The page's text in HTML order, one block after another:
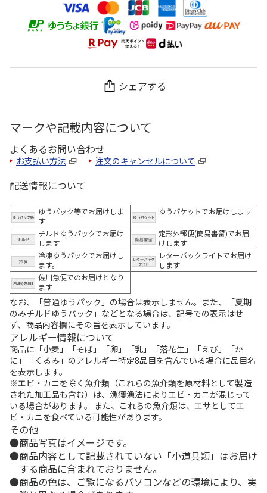
シェアする
マークや記載内容について
よくあるお問い合わせ
お支払い方法 注文のキャンセルについて
配送情報について
ゆうパック等でお届けしま
す
ゆうパケットでお届けします
チルドゆうパックでお届け
します
定形外郵便(簡易書留)でお届
けします
冷凍ゆうパックでお届けし
ます。
レターパックライトでお届け
します
佐川急便でのお届けとなり
ます
なお、「普通ゆうパック」の場合は表示しません。また、「夏期
のみチルドゆうパック」などとなる場合は、記号での表示はせ
ず、商品内容欄にその旨を表示しています。
アレルギー情報について
商品に「小麦」「そば」「卵」「乳」「落花生」「えび」「か
に」「くるみ」のアレルギー特定8品目を含んでいる場合に品目名
を表示します。
※エビ・カニを除く魚介類（これらの魚介類を原材料として製造
された加工品も含む）は、漁獲漁法によりエビ・カニが混じって
いる場合があります。 また、これらの魚介類は、エサとしてエ
ビ・カニを食べている可能性があります。
その他
商品写真はイメージです。
商品内容として記載されていない「小道具類」はお届け
する商品に含まれておりません。
商品の色は、ご覧になるパソコンなどの環境により、実